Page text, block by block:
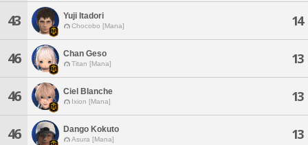
43 Yuji Itadori
Chocobo [Mana] 14
46 Chan Geso
Titan [Mana] 13
46 Ciel Blanche
Ixion [Mana] 13
46 Dango Kokuto
Asura [Mana] 13